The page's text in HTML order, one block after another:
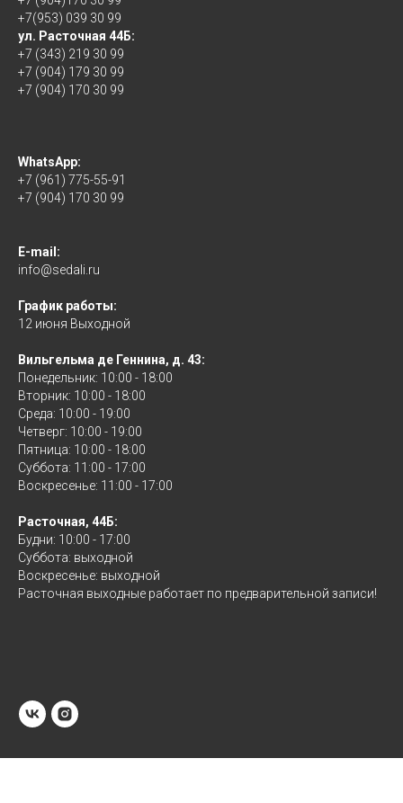
+7(953) 039 30 99
ул. Расточная 44Б:
+7 (343) 219 30 99
+7 (904) 179 30 99
+7 (904) 170 30 99
WhatsApp:
+7 (961) 775-55-91
+7 (904) 170 30 99
E-mail:
info@sedali.ru
График работы:
12 июня Выходной
Вильгельма де Геннина, д. 43:
Понедельник: 10:00 - 18:00
Вторник: 10:00 - 18:00
Среда: 10:00 - 19:00
Четверг: 10:00 - 19:00
Пятница: 10:00 - 18:00
Суббота: 11:00 - 17:00
Воскресенье: 11:00 - 17:00
Расточная, 44Б:
Будни: 10:00 - 17:00
Суббота: выходной
Воскресенье: выходной
Расточная выходные работает по предварительной записи!